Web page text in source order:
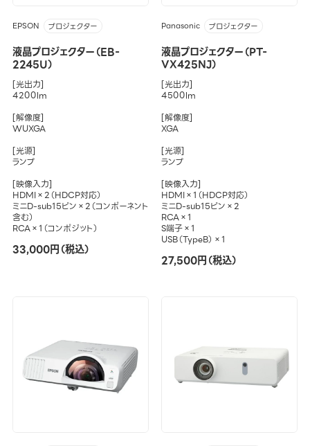
EPSON プロジェクター
液晶プロジェクター（EB-
2245U）
[光出力]
4200lm
[解像度]
WUXGA
[光源]
ランプ
[映像入力]
HDMI×2（HDCP対応）
ミニD-sub15ピン×2（コンポーネント
含む）
RCA×1（コンポジット）
33,000円（税込）
Panasonic プロジェクター
液晶プロジェクター（PT-
VX425NJ）
[光出力]
4500lm
[解像度]
XGA
[光源]
ランプ
[映像入力]
HDMI×1（HDCP対応）
ミニD-sub15ピン×2
RCA×1
S端子×1
USB（TypeB）×1
27,500円（税込）